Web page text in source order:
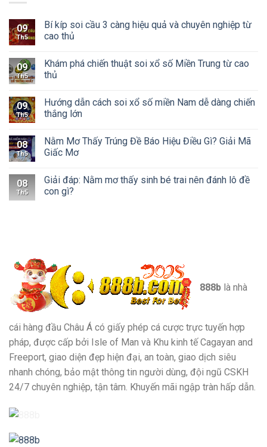
09
Th5
Bí kíp soi cầu 3 càng hiệu quả và chuyên nghiệp từ
cao thủ
09
Th5
Khám phá chiến thuật soi xổ số Miền Trung từ cao
thủ
09
Th5
Hướng dẫn cách soi xổ số miền Nam dễ dàng chiến
thắng lớn
08
Th5
Nằm Mơ Thấy Trúng Đề Báo Hiệu Điều Gì? Giải Mã
Giấc Mơ
08
Th5
Giải đáp: Nằm mơ thấy sinh bé trai nên đánh lô đề
con gì?
888b là nhà
cái hàng đầu Châu Á có giấy phép cá cược trực tuyến hợp
pháp, được cấp bởi Isle of Man và Khu kinh tế Cagayan and
Freeport, giao diện đẹp hiện đại, an toàn, giao dịch siêu
nhanh chóng, bảo mật thông tin người dùng, đội ngũ CSKH
24/7 chuyên nghiệp, tận tâm. Khuyến mãi ngập tràn hấp dẫn.